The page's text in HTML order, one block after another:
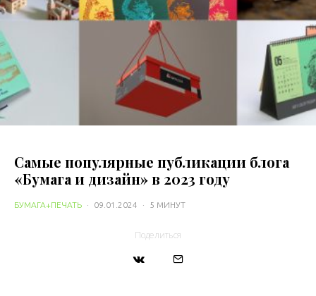
Самые популярные публикации блога
«Бумага и дизайн» в 2023 году
БУМАГА+ПЕЧАТЬ · 09.01.2024 · 5 МИНУТ
Поделиться